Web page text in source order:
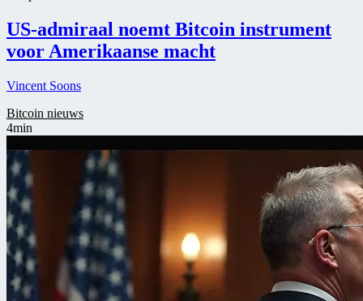
US-admiraal noemt Bitcoin instrument
voor Amerikaanse macht
Vincent Soons
Bitcoin nieuws
4min